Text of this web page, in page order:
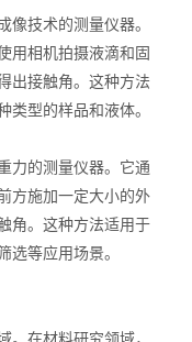
技术的测量仪器。
用相机拍摄液滴和固
出接触角。这种方法
类型的样品和液体。
的测量仪器。它通
方施加一定大小的外
角。这种方法适用于
选等应用场景。